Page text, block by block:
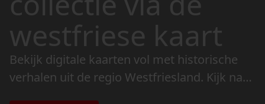
westfriese kaart
Bekijk digitale kaarten vol met historische
verhalen uit de regio Westfriesland. Kijk naar